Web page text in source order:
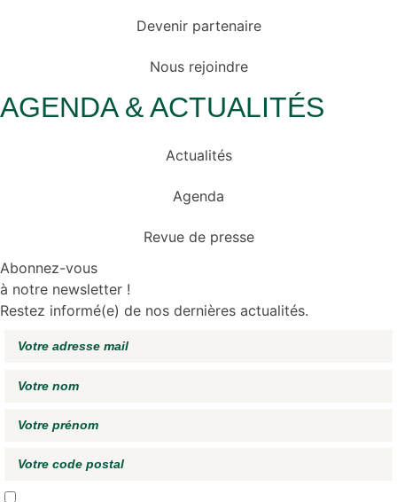
Devenir partenaire
Nous rejoindre
AGENDA & ACTUALITÉS
Actualités
Agenda
Revue de presse
Abonnez-vous
à notre newsletter !
Restez informé(e) de nos dernières actualités.